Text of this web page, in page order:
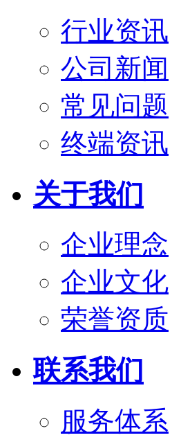
行业资讯
公司新闻
常见问题
终端资讯
关于我们
企业理念
企业文化
荣誉资质
联系我们
服务体系